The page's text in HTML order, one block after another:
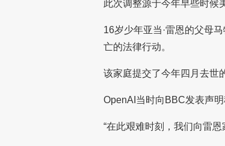
此次调整源于今年早些时候
16岁少年亚当·雷恩的父母
亡的法律行动。
该家庭提交了今年四月去世
OpenAI当时向BBC发表声明
“在此艰难时刻，我们向雷恩